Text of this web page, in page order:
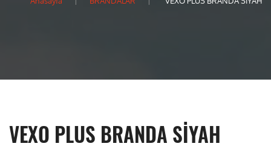
VEXO PLUS BRANDA SİYAH